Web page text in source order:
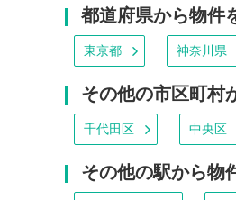
都道府県から物件
東京都 神奈川県
その他の市区町村
千代田区 中央区
その他の駅から物